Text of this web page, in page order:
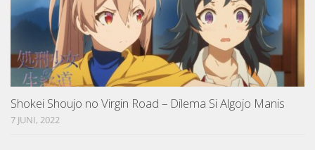
Shokei Shoujo no Virgin Road – Dilema Si Algojo Manis
7 JUNI, 2022